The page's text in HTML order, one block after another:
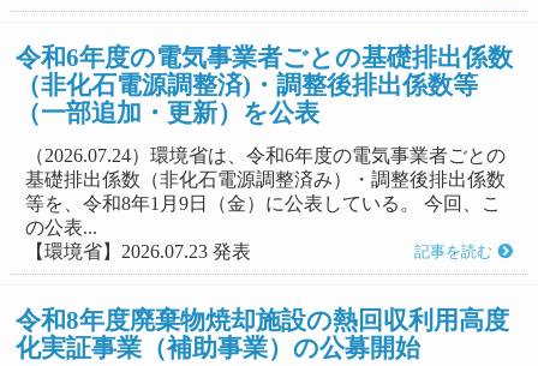
令和6年度の電気事業者ごとの基礎排出係数
（非化石電源調整済)・調整後排出係数等
（一部追加・更新）を公表
（2026.07.24）環境省は、令和6年度の電気事業者ごとの
基礎排出係数（非化石電源調整済み）・調整後排出係数
等を、令和8年1月9日（金）に公表している。 今回、こ
の公表...
【環境省】2026.07.23 発表
記事を読む
令和8年度廃棄物焼却施設の熱回収利用高度
化実証事業（補助事業）の公募開始